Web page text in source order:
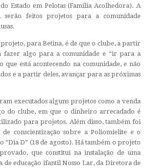
Estado em Pelotas (Família Acolhedora). A
serão feitos projetos para a comunidade
projeto, para Betina, é de que o clube, a partir
fazer algo para a comunidade e “ir para a
que está acontecendo na comunidade, e não
e a partir deles, avançar para as próximas
executados alguns projetos como a venda
do clube, em que o dinheiro arrecadado é
para projetos. Além disso, também foi
de conscientização sobre a Poliomielite e o
“Dia D” (18 de agosto). Há também o projeto
que constitui na instalação de uma
de educação ifantil Nosso Lar, da Diretora de